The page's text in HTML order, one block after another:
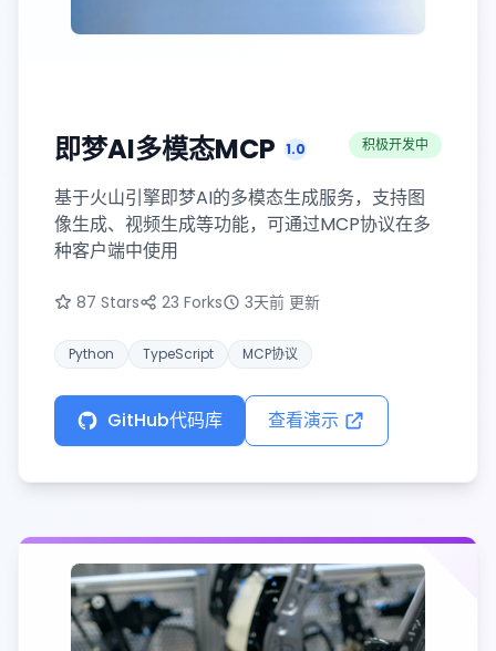
即梦AI多模态MCP
即梦AI多模态MCP 版本
1.0 积极开发中
基于火山引擎即梦AI的多模态生成服务，支持图
像生成、视频生成等功能，可通过MCP协议在多
种客户端中使用
87 Stars 23 Forks 3天前 更新
Python TypeScript MCP协议
GitHub代码库 查看演示